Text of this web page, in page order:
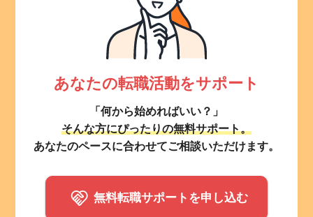
あなたの転職活動をサポート
「何から始めればいい？」
そんな方にぴったりの無料サポート。
あなたのペースに合わせてご相談いただけます。
無料転職サポートを申し込む